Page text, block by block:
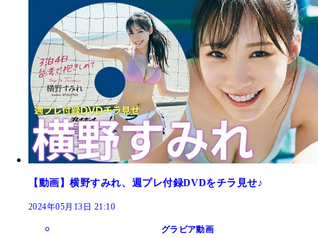
【動画】横野すみれ、週プレ付録DVDをチラ見せ♪
2024年05月13日 21:10
グラビア動画